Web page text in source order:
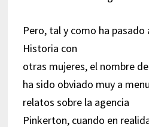
Pero, tal y como ha pasado
Historia con
otras mujeres, el nombre de
ha sido obviado muy a
relatos sobre la agencia
Pinkerton, cuando en